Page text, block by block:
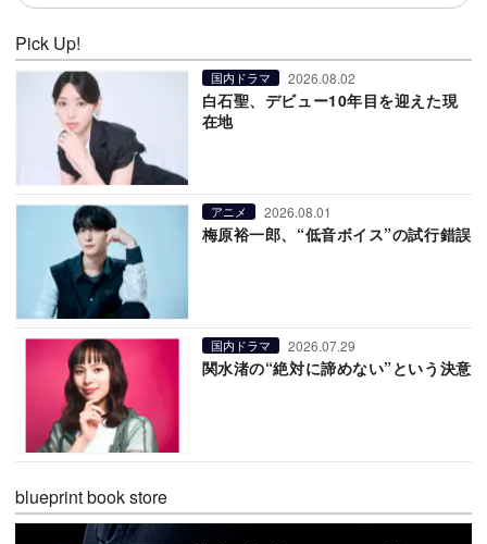
Pick Up!
国内ドラマ 2026.08.02
白石聖、デビュー10年目を迎えた現
在地
アニメ 2026.08.01
梅原裕一郎、“低音ボイス”の試行錯誤
国内ドラマ 2026.07.29
関水渚の“絶対に諦めない”という決意
blueprint book store